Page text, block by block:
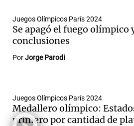
Juegos Olímpicos París 2024
Se apagó el fuego olímpico
conclusiones
PorJorge Parodi
Juegos Olímpicos París 2024
Medallero olímpico:
primero por cantidad de
Notas
Mundial 2026